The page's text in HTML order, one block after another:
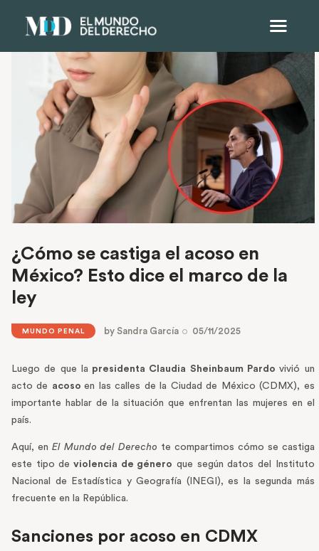
¿Cómo se castiga el acoso en
México? Esto dice el marco de la
ley
MUNDO PENAL bySandra García 05/11/2025
Luego de que la presidenta Claudia Sheinbaum Pardovivió un
acto de acosoen las calles de la Ciudad de México (CDMX), es
importante hablar de la situación que enfrentan las mujeres en el
país.
Aquí, en El Mundo del Derecho te compartimos cómo se castiga
este tipo de violencia de género que según datos del Instituto
Nacional de Estadística y Geografía (INEGI), es la segunda más
frecuente en la República.
Sanciones por acoso en CDMX